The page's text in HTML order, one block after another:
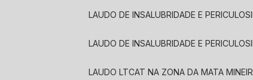
LAUDO DE INSALUBRIDADE E
LAUDO DE INSALUBRIDADE E
LAUDO LTCAT NA ZONA DA MATA